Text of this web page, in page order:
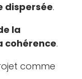
dispersée.
la
cohérence.
comme